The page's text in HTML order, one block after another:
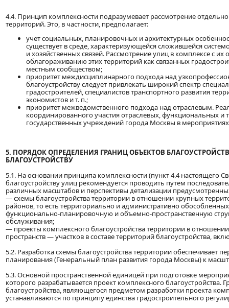
4.4. Принцип комплексности подразумевает рассмотрение
территорий. Это, в частности, предполагает:
учет социальных, планировочных и архитектурных
существует в среде, характеризующейся сложившейся
и хозяйственных связей. Рассмотрение улиц в комплексе с
облагораживанию этих территорий как связанных
местным сообществом;
приоритет междисциплинарного подхода над
благоустройству следует привлекать широкий спектр
градостроителей, специалистов транспортного развития
экономистов и т. п.;
приоритет межведомственного подхода над отраслевым.
координированного участия отраслевых, функциональных
государственных учреждений города Москвы в
5. ПОРЯДОК ОПРЕДЕЛЕНИЯ ГРАНИЦ ОБЪЕКТОВ
БЛАГОУСТРОЙСТВУ
5.1. На основании принципа комплексности (пункт 4.4 настоящего
благоустройству улиц рекомендуется проводить путем
различных масштабов и перспективы детализации
— схемы благоустройства территории в отношении крупных
районов, то есть территориально и административно
функционально-планировочную и объемно-пространственную
обслуживания;
— проекты комплексного благоустройства территории в
пространств — участков в составе территорий благоустройства,
5.2. Разработка схемы благоустройства территории обеспечивает
планирования (Генеральный план развития города Москвы) к
5.3. Основной пространственной единицей при подготовке
которого разрабатывается проект комплексного
благоустройства, являющегося предметом разработки проекта
устанавливаются по принципу единства градостроительного